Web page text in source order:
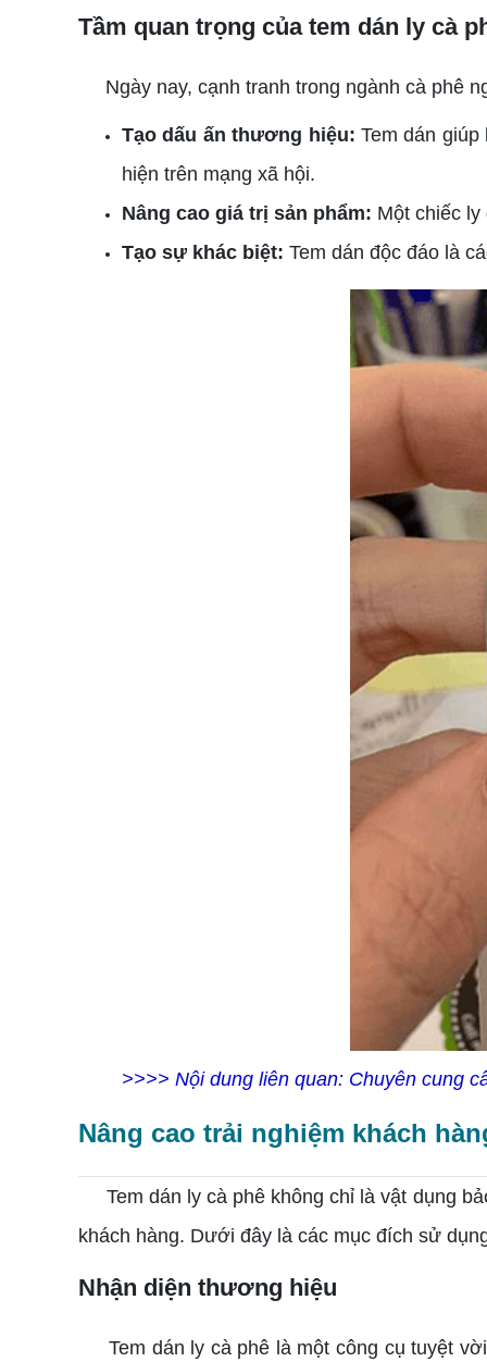
Tầm quan trọng của tem dán ly cà
Ngày nay, cạnh tranh trong ngành cà phê
Tạo dấu ấn thương hiệu: Tem dán
hiện trên mạng xã hội.
Nâng cao giá trị sản phẩm: Một chiếc
Tạo sự khác biệt: Tem dán độc đáo là
>>>> Nội dung liên quan: Chuyên cung
Nâng cao trải nghiệm khách
Tem dán ly cà phê không chỉ là vật dụng
khách hàng. Dưới đây là các mục đích sử
Nhận diện thương hiệu
Tem dán ly cà phê là một công cụ tuyệt